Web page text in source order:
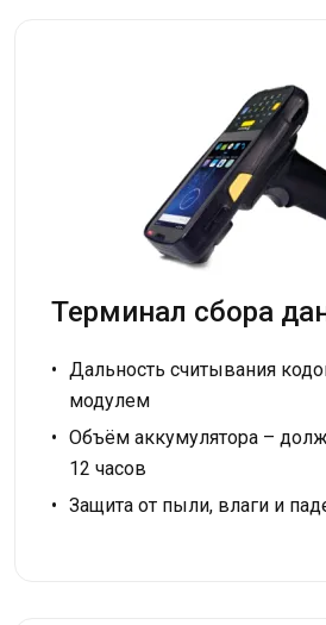
Терминал сбора
Дальность считывания
модулем
Объём аккумулятора –
12 часов
Защита от пыли, влаги и